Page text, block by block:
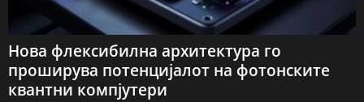
Нова флексибилна архитектура го
проширува потенцијалот на фотонските
квантни компјутери